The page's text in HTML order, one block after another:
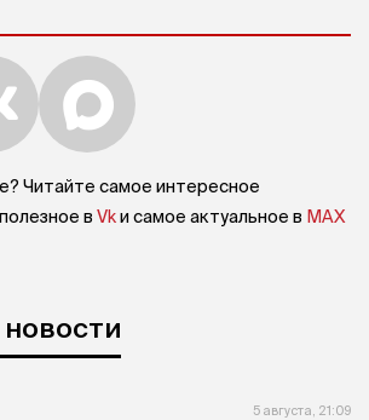
Читайте самое интересное
в Vkи самое актуальное в MAX
5 августа, 21:09